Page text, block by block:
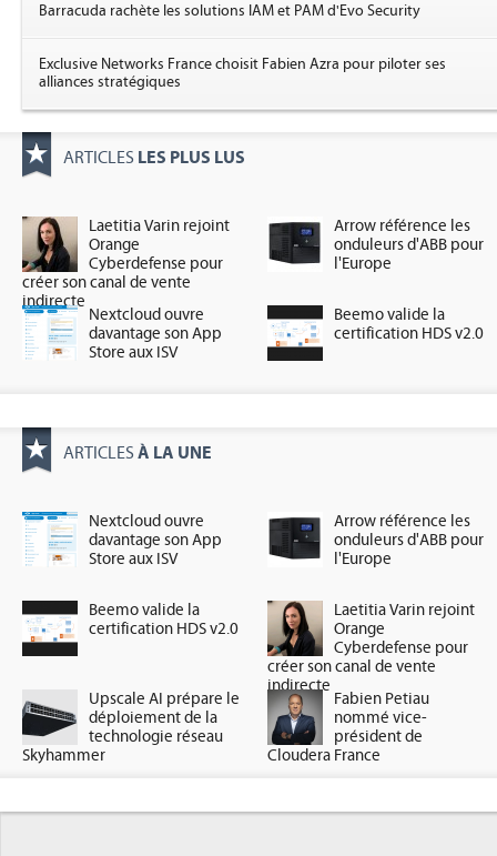
Barracuda rachète les solutions IAM et PAM d'Evo Security
Exclusive Networks France choisit Fabien Azra pour piloter ses
alliances stratégiques
ARTICLES LES PLUS LUS
Laetitia Varin rejoint
Orange
Cyberdefense pour
créer son canal de vente
indirecte
Arrow référence les
onduleurs d'ABB pour
l'Europe
Nextcloud ouvre
davantage son App
Store aux ISV
Beemo valide la
certification HDS v2.0
ARTICLES À LA UNE
Nextcloud ouvre
davantage son App
Store aux ISV
Arrow référence les
onduleurs d'ABB pour
l'Europe
Beemo valide la
certification HDS v2.0
Laetitia Varin rejoint
Orange
Cyberdefense pour
créer son canal de vente
indirecte
Upscale AI prépare le
déploiement de la
technologie réseau
Skyhammer
Fabien Petiau
nommé vice-
président de
Cloudera France